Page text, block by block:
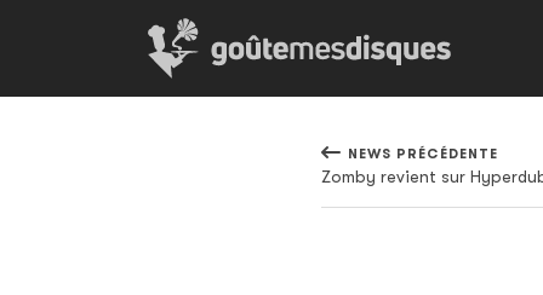
NEWS PRÉCÉDENTE